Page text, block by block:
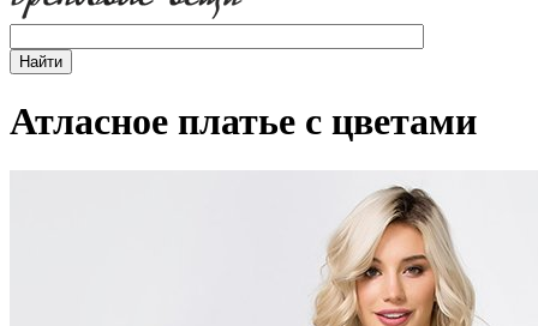
Атласное платье с цветами